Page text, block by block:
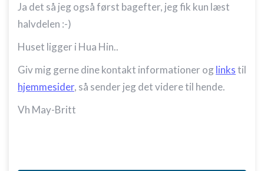
Ja det så jeg også først bagefter, jeg fik kun læst
halvdelen :-)
Huset ligger i Hua Hin..
Giv mig gerne dine kontakt informationer og linkstil
hjemmesider, så sender jeg det videre til hende.
Vh May-Britt